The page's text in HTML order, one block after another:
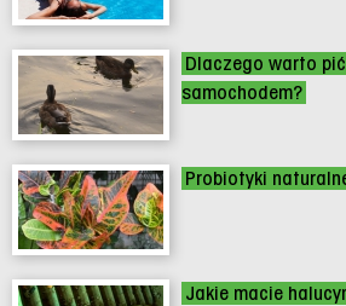
Dlaczego warto
samochodem?
Probiotyki
Jakie macie